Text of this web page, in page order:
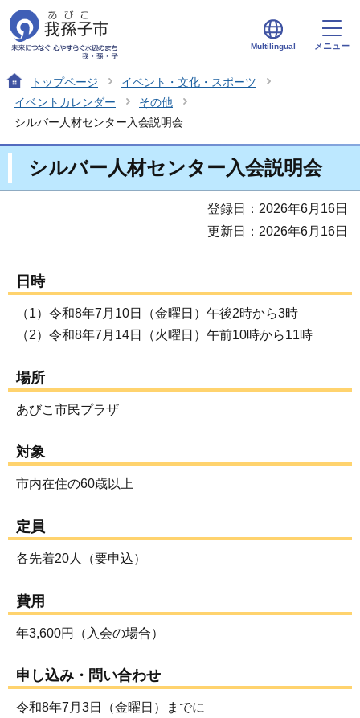
Multilingual メニュー
トップページ
イベント・文化・スポーツ
イベントカレンダー
その他
シルバー人材センター入会説明会
シルバー人材センター入会説明会
登録日：2026年6月16日
更新日：2026年6月16日
日時
（1）令和8年7月10日（金曜日）午後2時から3時
（2）令和8年7月14日（火曜日）午前10時から11時
場所
あびこ市民プラザ
対象
市内在住の60歳以上
定員
各先着20人（要申込）
費用
年3,600円（入会の場合）
申し込み・問い合わせ
令和8年7月3日（金曜日）までに